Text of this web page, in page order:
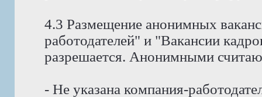
4.3 Размещение анонимных
работодателей" и "Вакансии
разрешается. Анонимными
- Не указана компания-